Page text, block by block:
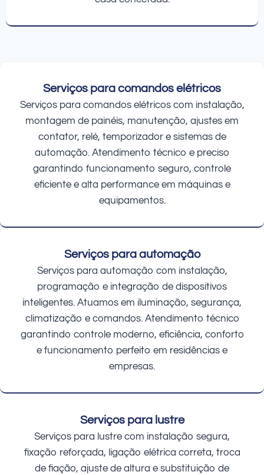
Serviços para comandos elétricos
Serviços para comandos elétricos com instalação,
montagem de painéis, manutenção, ajustes em
contator, relé, temporizador e sistemas de
automação. Atendimento técnico e preciso
garantindo funcionamento seguro, controle
eficiente e alta performance em máquinas e
equipamentos.
Serviços para automação
Serviços para automação com instalação,
programação e integração de dispositivos
inteligentes. Atuamos em iluminação, segurança,
climatização e comandos. Atendimento técnico
garantindo controle moderno, eficiência, conforto
e funcionamento perfeito em residências e
empresas.
Serviços para lustre
Serviços para lustre com instalação segura,
fixação reforçada, ligação elétrica correta, troca
de fiação, ajuste de altura e substituição de